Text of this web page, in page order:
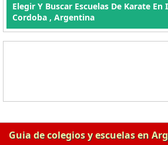
Elegir Y Buscar Escuelas De Karate
Cordoba , Argentina
Guia de colegios y escuelas en